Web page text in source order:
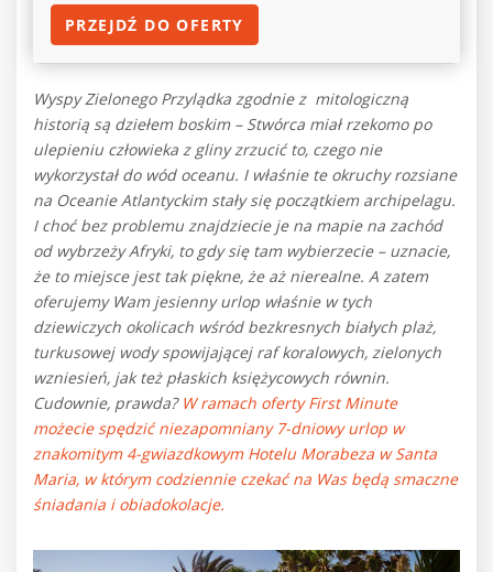
PRZEJDŹ DO OFERTY
Wyspy Zielonego Przylądka zgodnie z mitologiczną
historią są dziełem boskim – Stwórca miał rzekomo po
ulepieniu człowieka z gliny zrzucić to, czego nie
wykorzystał do wód oceanu. I właśnie te okruchy rozsiane
na Oceanie Atlantyckim stały się początkiem archipelagu.
I choć bez problemu znajdziecie je na mapie na zachód
od wybrzeży Afryki, to gdy się tam wybierzecie – uznacie,
że to miejsce jest tak piękne, że aż nierealne. A zatem
oferujemy Wam jesienny urlop właśnie w tych
dziewiczych okolicach wśród bezkresnych białych plaż,
turkusowej wody spowijającej raf koralowych, zielonych
wzniesień, jak też płaskich księżycowych równin.
Cudownie, prawda? W ramach oferty First Minute
możecie spędzić niezapomniany 7-dniowy urlop w
znakomitym 4-gwiazdkowym Hotelu Morabeza w Santa
Maria, w którym codziennie czekać na Was będą smaczne
śniadania i obiadokolacje.